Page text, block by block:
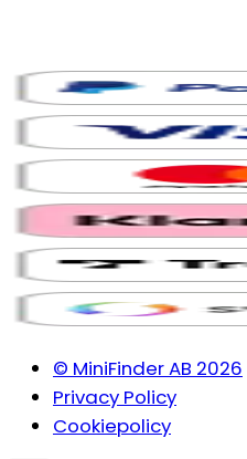
© MiniFinder AB 2026
Privacy Policy
Cookiepolicy